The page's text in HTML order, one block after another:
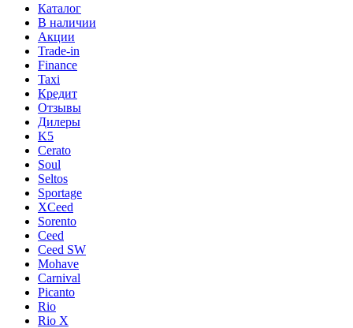
Каталог
В наличии
Акции
Trade-in
Finance
Taxi
Кредит
Отзывы
Дилеры
K5
Cerato
Soul
Seltos
Sportage
XCeed
Sorento
Ceed
Ceed SW
Mohave
Carnival
Picanto
Rio
Rio X